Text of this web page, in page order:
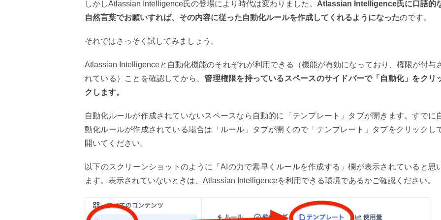
しかしAtlassian Intelligence氏の登場により時代は変わりました。 Atlassian Intelligence氏に口語的
自然言葉でお願いすれば、その内容に従った自動化ルールを作成してくれるようになったのです。
それではさっそく試してみましょう。
Atlassian Intelligenceと自動化機能のそれぞれが利用できる（機能が有効になっており、権限が付与
れている）ことを確認してから、管理権限を持っているスペースのサイドバーで「自動化」をクリ
クします。
自動化ルールが作成されていないスペースなら自動的に「テンプレート」タブが開きます。すでに
動化ルールが作成されている場合は「ルール」タブが開くので「テンプレート」タブをクリックし
開いてください。
以下のスクリーンショットのように「AIの力で素早くルールを作成する」欄が表示されていると思
ます。表示されていないときは、Atlassian Intelligenceを利用できる環境であるかご確認ください。